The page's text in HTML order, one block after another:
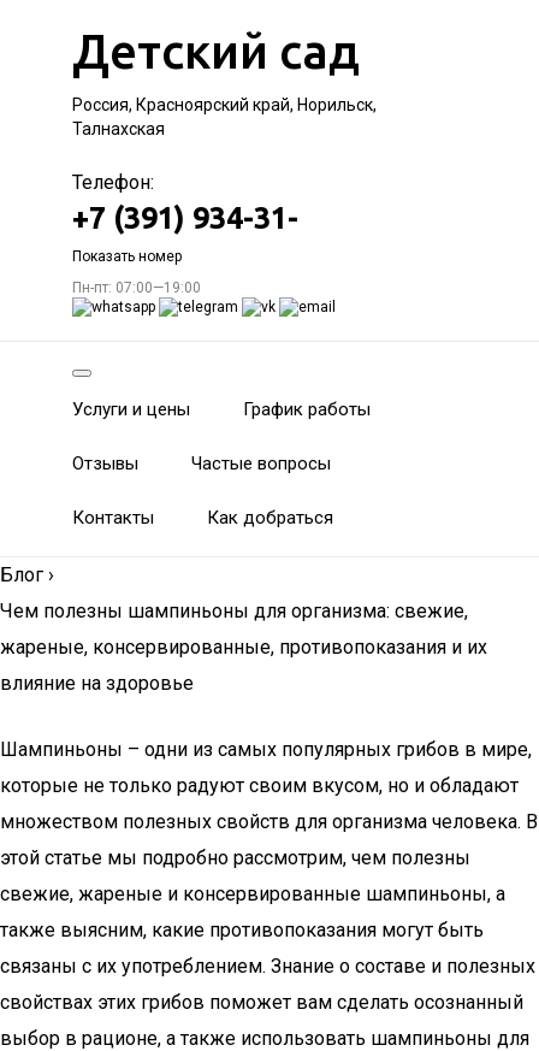
Детский сад
Россия, Красноярский край, Норильск,
Талнахская
Телефон:
+7 (391) 934-31-
Показать номер
Пн-пт: 07:00—19:00
Услуги и цены График работы
Отзывы Частые вопросы
Контакты Как добраться
Блог ›
Чем полезны шампиньоны для организма: свежие,
жареные, консервированные, противопоказания и их
влияние на здоровье
Шампиньоны – одни из самых популярных грибов в мире,
которые не только радуют своим вкусом, но и обладают
множеством полезных свойств для организма человека. В
этой статье мы подробно рассмотрим, чем полезны
свежие, жареные и консервированные шампиньоны, а
также выясним, какие противопоказания могут быть
связаны с их употреблением. Знание о составе и полезных
свойствах этих грибов поможет вам сделать осознанный
выбор в рационе, а также использовать шампиньоны для